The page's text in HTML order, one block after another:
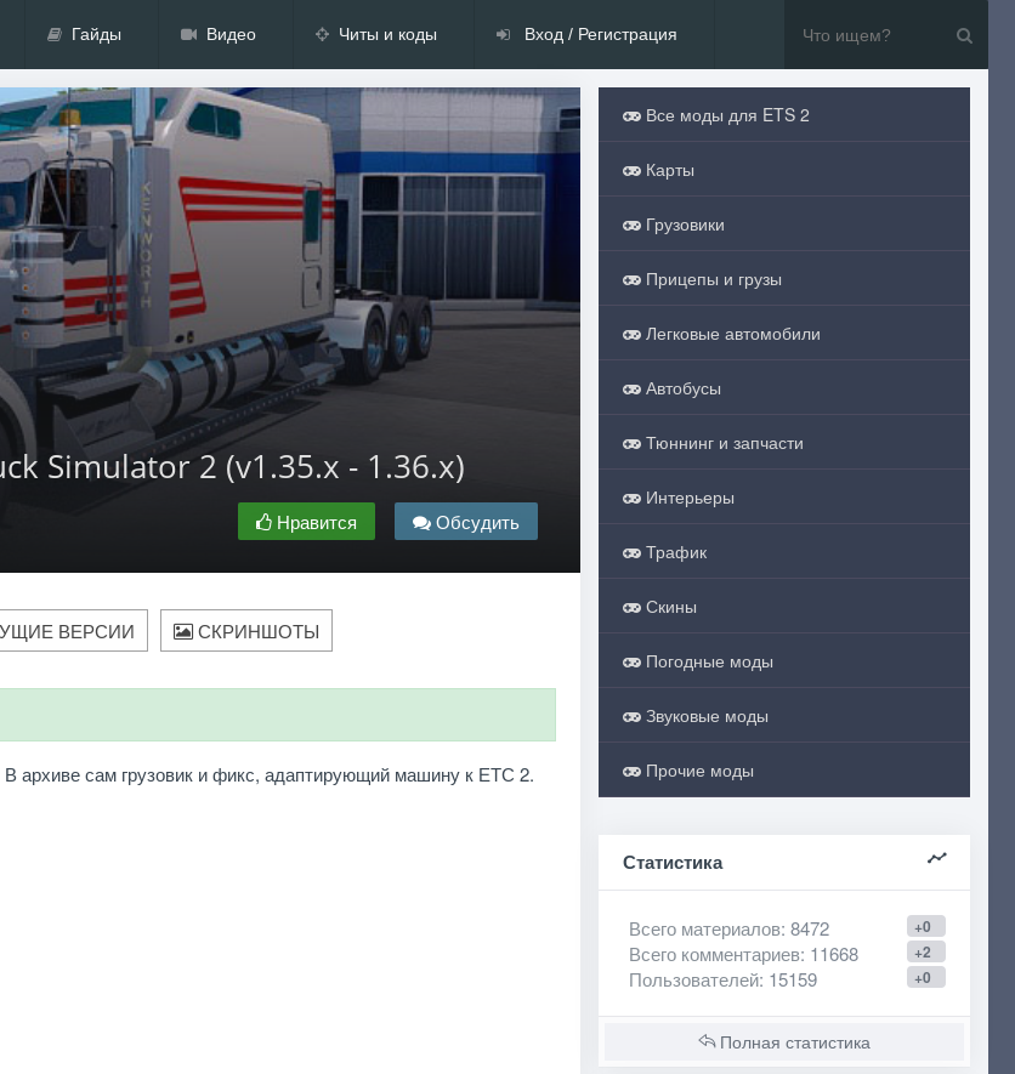
Гайды Видео Читы и коды Вход / Регистрация
Simulator 2 (v1.35.x - 1.36.x)
Нравится Обсудить
ВЕРСИИ СКРИНШОТЫ
архиве сам грузовик и фикс, адаптирующий машину к ЕТС 2.
Все моды для ETS 2
Карты
Грузовики
Прицепы и грузы
Легковые автомобили
Автобусы
Тюннинг и запчасти
Интерьеры
Трафик
Скины
Погодные моды
Звуковые моды
Прочие моды
Статистика
+0
Всего материалов: 8472
+2
Всего комментариев: 11668
+0
Пользователей: 15159
Полная статистика